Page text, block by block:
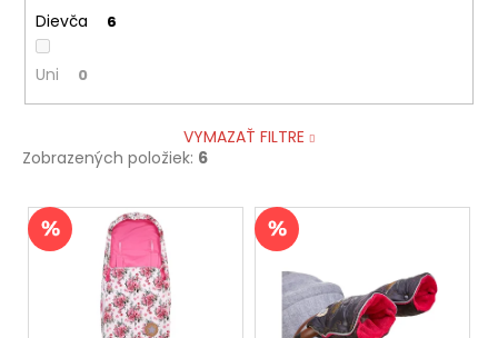
Dievča 6
Uni 0
VYMAZAŤ FILTRE
Zobrazených položiek: 6
V
ý